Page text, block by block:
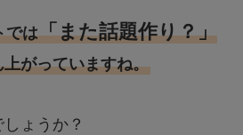
では「また話題作り？」
がっていますね。
ょうか？